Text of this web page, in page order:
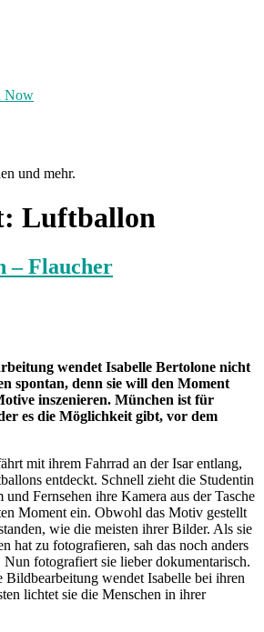
Now
und mehr.
Luftballon
– Flaucher
wendet Isabelle Bertolone nicht
spontan, denn sie will den Moment
inszenieren. München ist für
es die Möglichkeit gibt, vor dem
mit ihrem Fahrrad an der Isar entlang,
entdeckt. Schnell zieht die Studentin
Fernsehen ihre Kamera aus der Tasche
Moment ein. Obwohl das Motiv gestellt
wie die meisten ihrer Bilder. Als sie
hat zu fotografieren, sah das noch anders
Nun fotografiert sie lieber dokumentarisch.
Bildbearbeitung wendet Isabelle bei ihren
lichtet sie die Menschen in ihrer